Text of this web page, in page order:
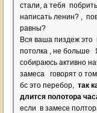
стали, а тебя
написать ленин? ,
равны?
Вся ваша пиздеж
потолка , не больше
собираюсь активно
замеса говорят о
бс это перебор, так
длится полотора
если в замесе